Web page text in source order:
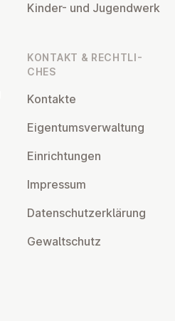
Kinder- und Ju­gend­werk
KONTAKT & RECHT­LI­
CHES
Kontakte
Ei­gen­tums­ver­wal­tung
Ein­rich­tun­gen
Impressum
Da­ten­schutz­er­klä­rung
Ge­walt­schutz